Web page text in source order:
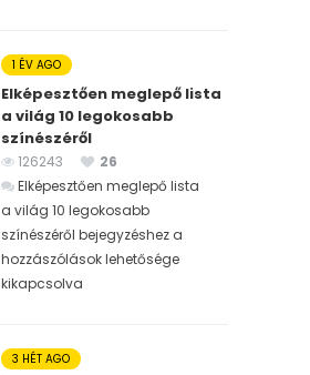
1 ÉV AGO
Elképesztően meglepő lista
a világ 10 legokosabb
színészéről
126243
26
Elképesztően meglepő lista
a világ 10 legokosabb
színészéről bejegyzéshez a
hozzászólások lehetősége
kikapcsolva
3 HÉT AGO